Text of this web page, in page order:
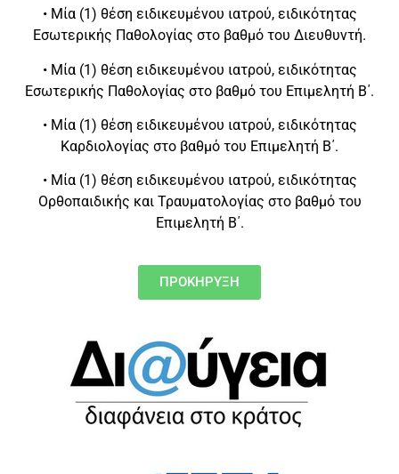
• Μία (1) θέση ειδικευμένου ιατρού, ειδικότητας
Εσωτερικής Παθολογίας στο βαθμό του Διευθυντή.
• Μία (1) θέση ειδικευμένου ιατρού, ειδικότητας
Εσωτερικής Παθολογίας στο βαθμό του Επιμελητή Β΄.
• Μία (1) θέση ειδικευμένου ιατρού, ειδικότητας
Καρδιολογίας στο βαθμό του Επιμελητή Β΄.
• Μία (1) θέση ειδικευμένου ιατρού, ειδικότητας
Ορθοπαιδικής και Τραυματολογίας στο βαθμό του
Επιμελητή Β΄.
ΠΡΟΚΗΡΥΞΗ